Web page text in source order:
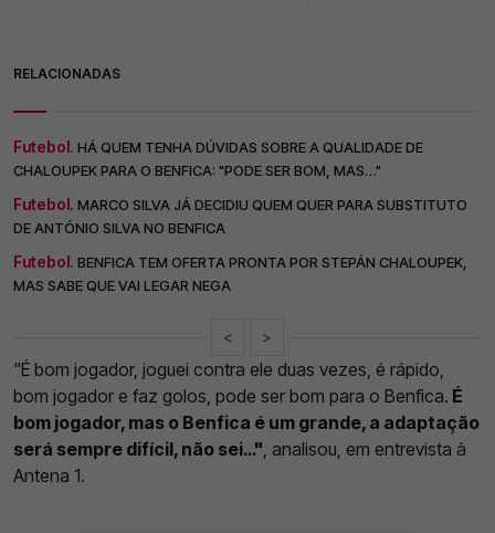
RELACIONADAS
Futebol. HÁ QUEM TENHA DÚVIDAS SOBRE A QUALIDADE DE
CHALOUPEK PARA O BENFICA: "PODE SER BOM, MAS…"
Futebol. MARCO SILVA JÁ DECIDIU QUEM QUER PARA SUBSTITUTO
DE ANTÓNIO SILVA NO BENFICA
Futebol. BENFICA TEM OFERTA PRONTA POR STEPÁN CHALOUPEK,
MAS SABE QUE VAI LEGAR NEGA
< >
"É bom jogador, joguei contra ele duas vezes, é rápido,
bom jogador e faz golos, pode ser bom para o Benfica. É
bom jogador, mas o Benfica é um grande, a adaptação
será sempre difícil, não sei…", analisou, em entrevista à
Antena 1.